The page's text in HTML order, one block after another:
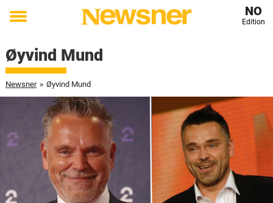
Toggle
NO
Edition
Øyvind Mund
Newsner » Øyvind Mund